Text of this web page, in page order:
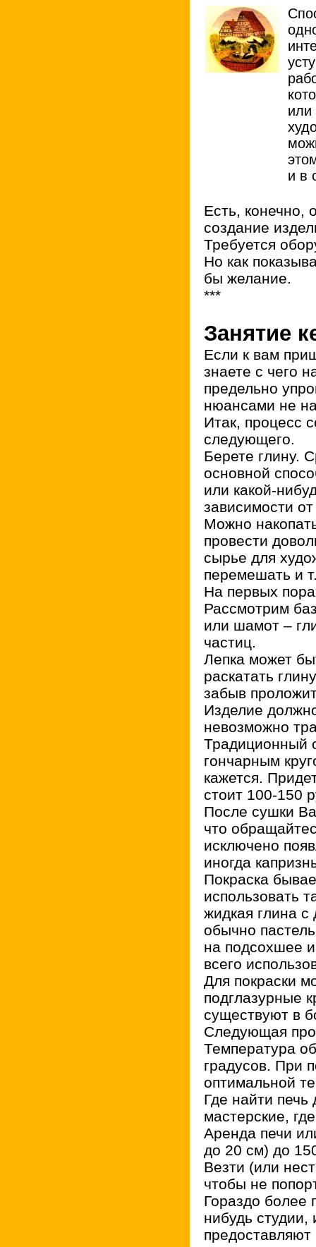
или
и в
Есть, конечно,
создание
Требуется
Но как
бы желание.
***
Занятие
Если к вам
знаете с чего
предельно
нюансами не
Итак, процесс
следующего.
Берете глину.
основной
или какой-
зависимости
Можно
провести
сырье для
перемешать и
На первых
Рассмотрим
или шамот –
частиц.
Лепка может
раскатать
забыв
Изделие
невозможно
Традиционный
гончарным
кажется.
стоит 100-150
После сушки
что
исключено
иногда
Покраска
использовать
жидкая глина с
обычно
на подсохшее
всего
Для покраски
подглазурные
существуют в
Следующая
Температура
градусов. При
оптимальной
Где найти
мастерские,
Аренда печи
до 20 см) до
Везти (или
чтобы не
Гораздо более
нибудь
предоставляют